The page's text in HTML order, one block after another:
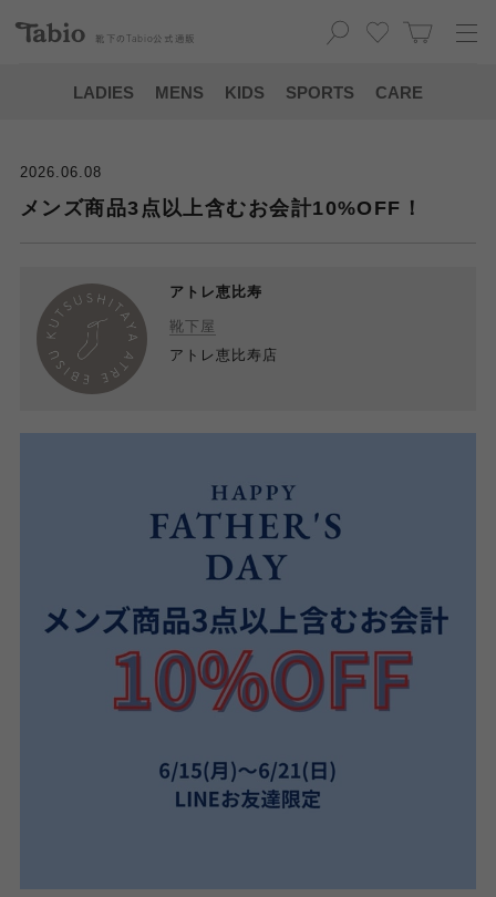
靴下の Tabio 公式通販
LADIES MENS KIDS SPORTS CARE
2026.06.08
メンズ商品3点以上含むお会計10%OFF！
アトレ恵比寿
靴下屋
アトレ恵比寿店